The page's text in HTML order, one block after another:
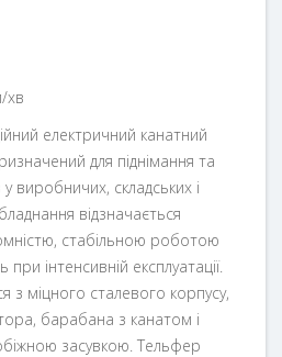
хв
електричний канатний
для піднімання та
виробничих, складських і
відзначається
стабільною роботою
при інтенсивній експлуатації.
з міцного сталевого корпусу,
барабана з канатом і
засувкою. Тельфер